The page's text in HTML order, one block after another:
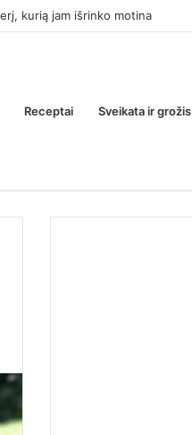
Receptai Sveikata ir grožis